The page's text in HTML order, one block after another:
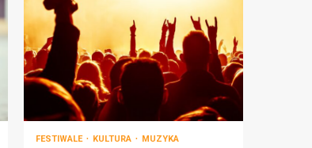
FESTIWALE KULTURA MUZYKA